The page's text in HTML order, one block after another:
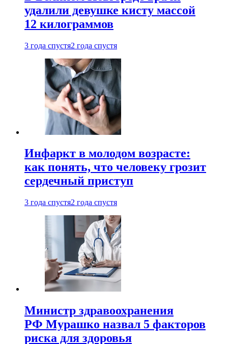
удалили девушке кисту массой
12 килограммов
3 года спустя2 года спустя
Инфаркт в молодом возрасте:
как понять, что человеку грозит
сердечный приступ
3 года спустя2 года спустя
Министр здравоохранения
РФ Мурашко назвал 5 факторов
риска для здоровья